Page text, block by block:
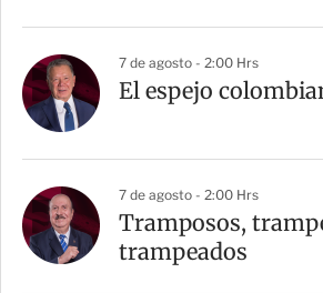
7 de agosto - 2:00 Hrs
El espejo
7 de agosto - 2:00 Hrs
Tramposos,
trampeados